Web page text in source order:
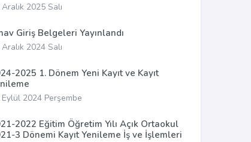
2025 Salı
Giriş Belgeleri Yayınlandı
2024 Salı
2025 1. Dönem Yeni Kayıt ve Kayıt
Eylül 2024 Perşembe
2022 Eğitim Öğretim Yılı Açık Ortaokul
3 Dönemi Kayıt Yenileme İş ve İşlemleri